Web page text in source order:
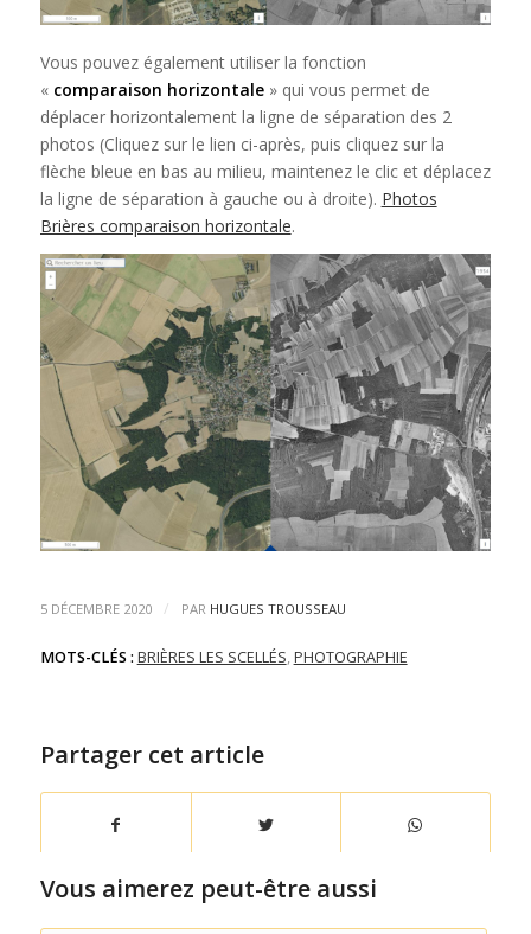
Vous pouvez également utiliser la fonction
« comparaison horizontale» qui vous permet de
déplacer horizontalement la ligne de séparation des 2
photos (Cliquez sur le lien ci-après, puis cliquez sur la
flèche bleue en bas au milieu, maintenez le clic et déplacez
la ligne de séparation à gauche ou à droite). Photos
Brières comparaison horizontale.
5 DÉCEMBRE 2020 / PAR HUGUES TROUSSEAU
MOTS-CLÉS : BRIÈRES LES SCELLÉS, PHOTOGRAPHIE
Partager cet article
Vous aimerez peut-être aussi